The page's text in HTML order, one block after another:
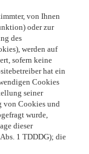
von Ihnen
oder zur
des
werden auf
sofern keine
hat ein
Cookies
seiner
von Cookies und
wurde,
dieser
1 TDDDG); die